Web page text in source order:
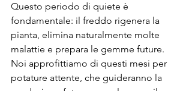
Questo periodo di quiete è
fondamentale: il freddo rigenera la
pianta, elimina naturalmente molte
malattie e prepara le gemme future.
Noi approfittiamo di questi mesi per
potature attente, che guideranno la